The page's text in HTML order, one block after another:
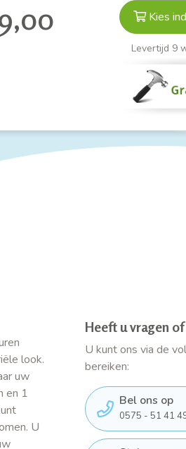
Kies
Levertijd 9
look.
uw
en 1
U
Heeft u vragen
U kunt ons via de
bereiken:
Bel ons op
0575 - 51 41